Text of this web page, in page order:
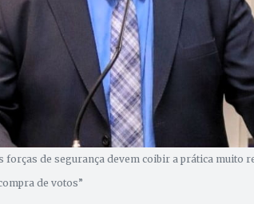
forças de segurança devem coibir a prática muito
de votos”